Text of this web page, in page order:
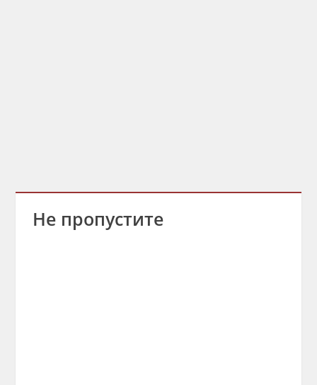
Не пропустите